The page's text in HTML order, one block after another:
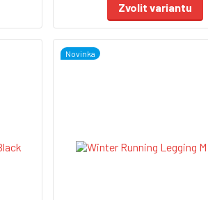
Zvolit variantu
Novinka